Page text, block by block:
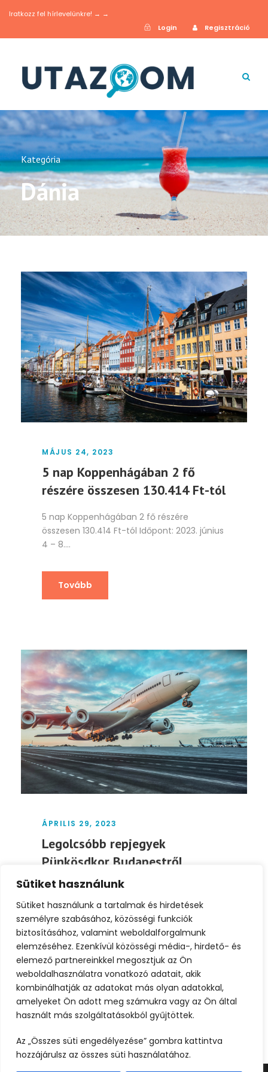
Sütiket használunk
Sütiket használunk a tartalmak és hirdetések
személyre szabásához, közösségi funkciók
biztosításához, valamint weboldalforgalmunk
elemzéséhez. Ezenkívül közösségi média-, hirdető- és
elemező partnereinkkel megosztjuk az Ön
weboldalhasználatra vonatkozó adatait, akik
kombinálhatják az adatokat más olyan adatokkal,
amelyeket Ön adott meg számukra vagy az Ön által
használt más szolgáltatásokból gyűjtöttek.
Az „Összes süti engedélyezése” gombra kattintva
hozzájárulsz az összes süti használatához.
Iratkozz fel hírlevelünkre! → →
Login
Regisztráció
Kategória
Dánia
MÁJUS 24, 2023
5 nap Koppenhágában 2 fő
részére összesen 130.414 Ft-tól
5 nap Koppenhágában 2 fő részére
összesen 130.414 Ft-tól Időpont: 2023. június
4 – 8....
Tovább
ÁPRILIS 29, 2023
Legolcsóbb repjegyek
Pünkösdkor Budapestről
Nem tudod még, hogy hová utaznál a
Pünkösdi hétvégén? Összegyűjtöttük neked
az első 15...
Tovább